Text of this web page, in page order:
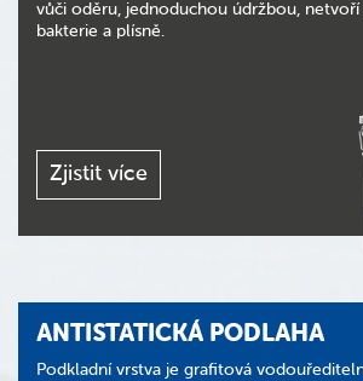
vůči oděru, jednoduchou údržbou, netvoří
bakterie a plísně.
Zjistit více
ANTISTATICKÁ PODLAHA
Podkladní vrstva je grafitová